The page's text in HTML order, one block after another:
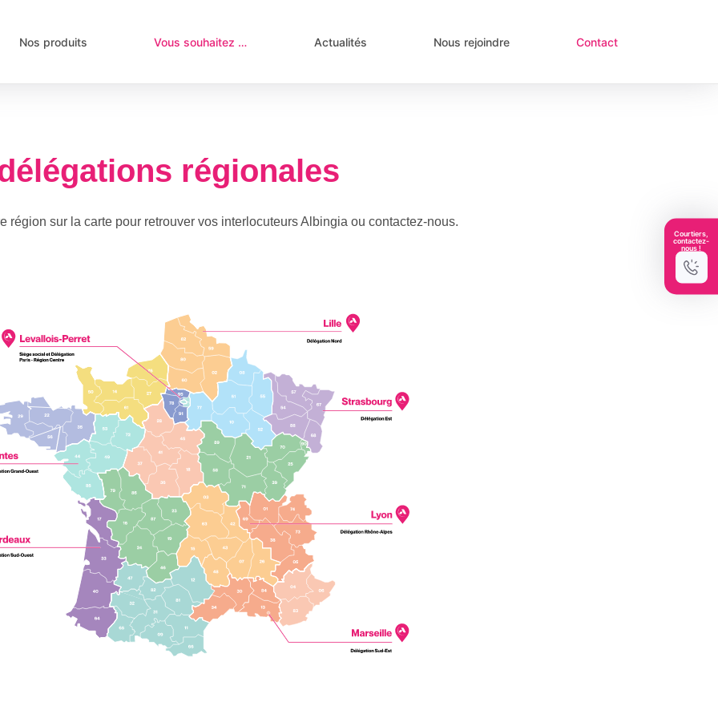
Nos produits Vous souhaitez … Actualités Nous rejoindre Contact
Courtiers,
contactez-
nous !
régionales
région sur la carte pour retrouver vos interlocuteurs Albingia ou contactez-nous.